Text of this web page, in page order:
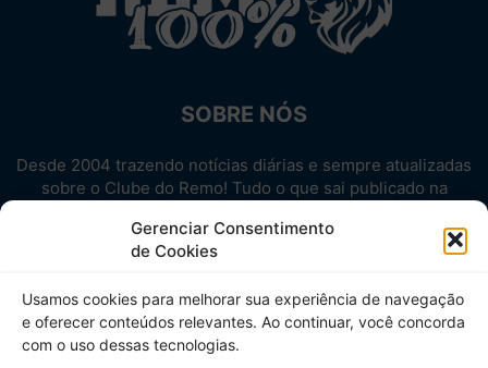
Gerenciar Consentimento
de Cookies
Usamos cookies para melhorar sua experiência de navegação
e oferecer conteúdos relevantes. Ao continuar, você concorda
com o uso dessas tecnologias.
SOBRE NÓS
Desde 2004 trazendo notícias diárias e sempre atualizadas
sobre o Clube do Remo! Tudo o que sai publicado na
Aproveite! Site não-oficial.
SIGA-NOS